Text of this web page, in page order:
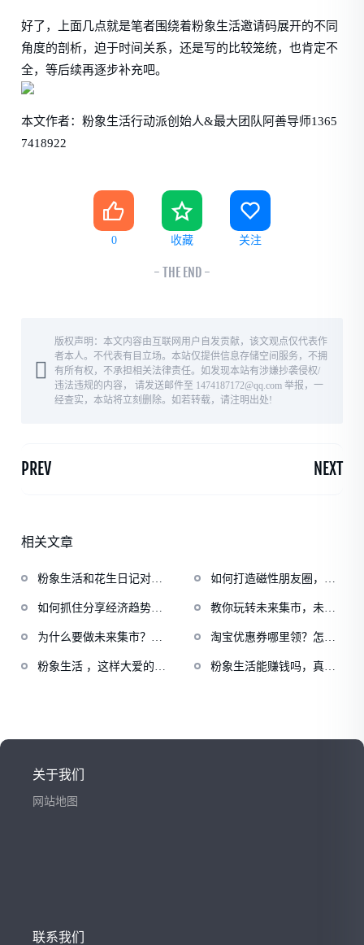
好了，上面几点就是笔者围绕着粉象生活邀请码展开的不同
角度的剖析，迫于时间关系，还是写的比较笼统，也肯定不
全，等后续再逐步补充吧。
本文作者：粉象生活行动派创始人&最大团队阿善导师1365
7418922
0 收藏 关注
- THE END -
版权声明：本文内容由互联网用户自发贡献，该文观点仅代表作
者本人。不代表有目立场。本站仅提供信息存储空间服务，不拥
有所有权，不承担相关法律责任。如发现本站有涉嫌抄袭侵权/
违法违规的内容， 请发送邮件至 1474187172@qq.com 举报，一
经查实，本站将立刻删除。如若转载，请注明出处!
PREV NEXT
相关文章
粉象生活和花生日记对比
聊各大返佣平台
如何打造磁性朋友圈，粉
揭秘
如何抓住分享经济趋势？
351395
教你玩转未来集市，未来
为什么要做未来集市？未
淘宝优惠券哪里领？怎么
粉象生活 ，这样大爱的项
粉象生活能赚钱吗，真实
关于我们
网站地图
联系我们